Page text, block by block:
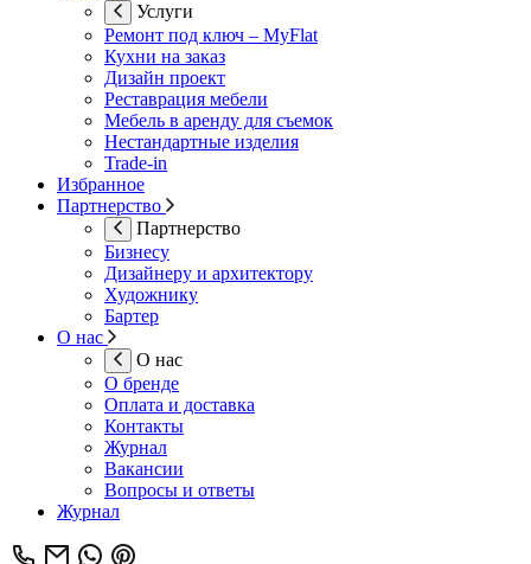
Услуги
Ремонт под ключ – MyFlat
Кухни на заказ
Дизайн проект
Реставрация мебели
Мебель в аренду для съемок
Нестандартные изделия
Trade-in
Избранное
Партнерство
Партнерство
Бизнесу
Дизайнеру и архитектору
Художнику
Бартер
О нас
О нас
О бренде
Оплата и доставка
Контакты
Журнал
Вакансии
Вопросы и ответы
Журнал